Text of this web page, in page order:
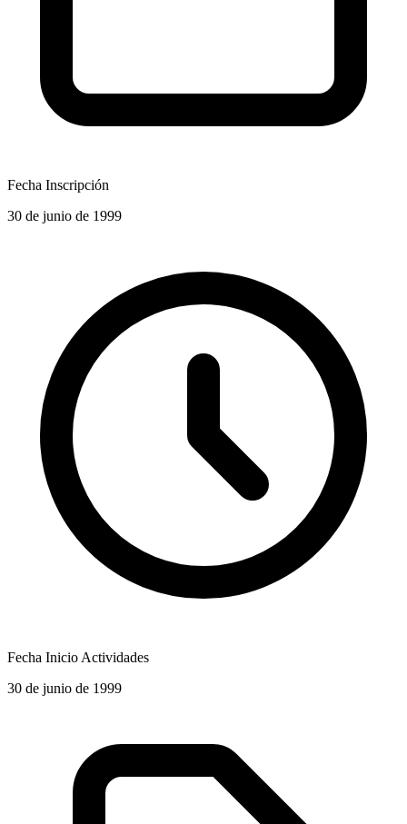
Fecha Inscripción
30 de junio de 1999
Fecha Inicio Actividades
30 de junio de 1999